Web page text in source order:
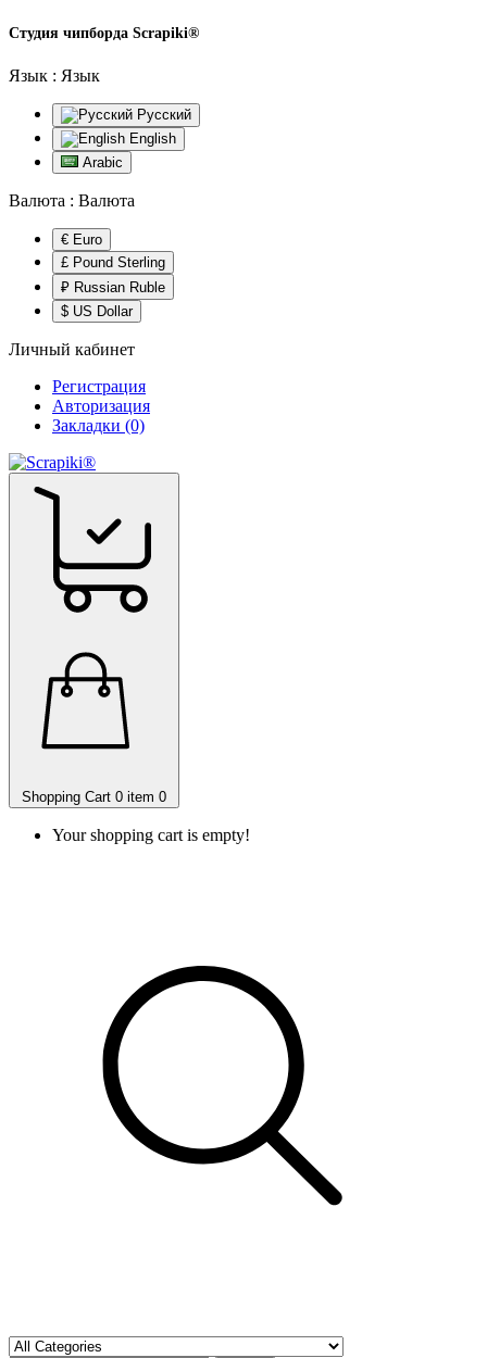
Студия чипборда Scrapiki®
Язык : Язык
Русский
English
Arabic
Валюта : Валюта
€ Euro
£ Pound Sterling
₽ Russian Ruble
$ US Dollar
Личный кабинет
Регистрация
Авторизация
Закладки (0)
Shopping Cart 0 item 0
Your shopping cart is empty!